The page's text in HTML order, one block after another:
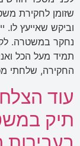
שזומן לחקירת
וביקש שאייעץ לו.
נחקר במשטרה.
תמיד מעל הכל
החקירה, שלחתי
עוד
תיק